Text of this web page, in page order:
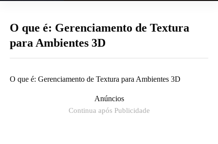
O que é: Gerenciamento de Textura
para Ambientes 3D
O que é: Gerenciamento de Textura para Ambientes 3D
Anúncios
Continua após Publicidade